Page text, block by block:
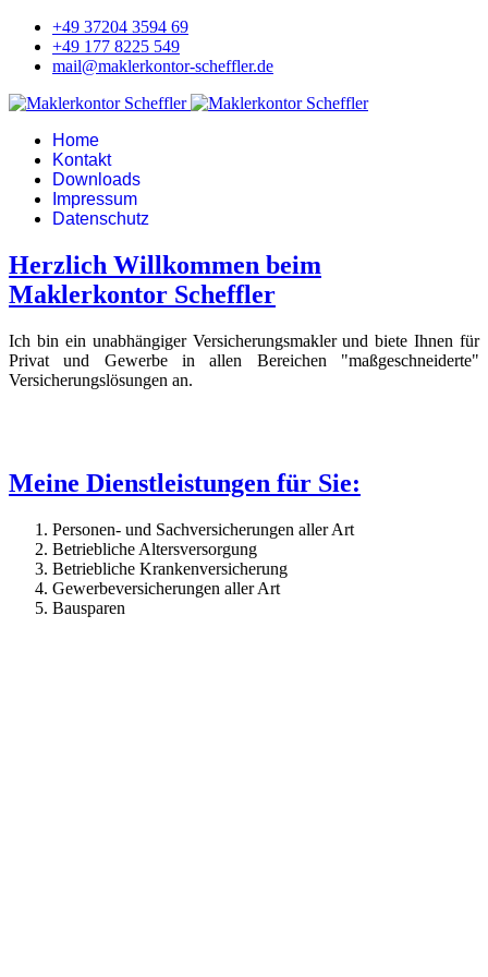
+49 37204 3594 69
+49 177 8225 549
mail@maklerkontor-scheffler.de
Home
Kontakt
Downloads
Impressum
Datenschutz
Herzlich Willkommen beim
Maklerkontor Scheffler
Ich bin ein unabhängiger Versicherungsmakler und biete Ihnen für
Privat und Gewerbe in allen Bereichen "maßgeschneiderte"
Versicherungslösungen an.
Meine Dienstleistungen für Sie:
Personen- und Sachversicherungen aller Art
Betriebliche Altersversorgung
Betriebliche Krankenversicherung
Gewerbeversicherungen aller Art
Bausparen